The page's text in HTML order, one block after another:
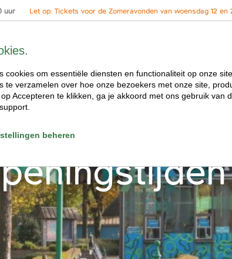
uur Let op: Tickets voor de Zomeravonden van woensdag 12
cookies om essentiële diensten en functionaliteit op onze
te verzamelen over hoe onze bezoekers met onze site,
Accepteren te klikken, ga je akkoord met ons gebruik van
beheren